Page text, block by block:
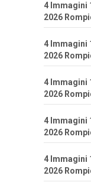
4 Immagini
2026
4 Immagini
2026
4 Immagini
2026
4 Immagini
2026
4 Immagini
2026